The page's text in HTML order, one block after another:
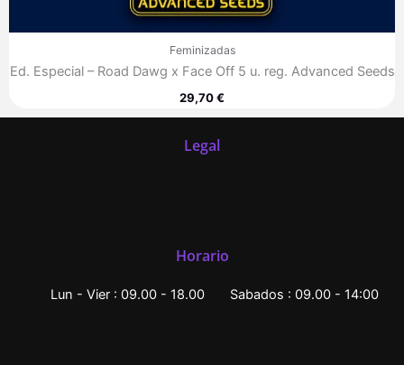
Feminizadas
Ed. Especial – Road Dawg x Face Off 5 u. reg. Advanced Seeds
29,70€
Legal
Horario
Lun - Vier : 09.00 - 18.00 Sabados : 09.00 - 14:00